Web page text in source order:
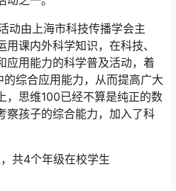
动由上海市科技传播学会主
课内外科学知识，在科技、
应用能力的科学普及活动，着
综合应用能力，从而提高广大
，思维100已经不算是纯正的数
察孩子的综合能力，加入了科
共4个年级在校学生